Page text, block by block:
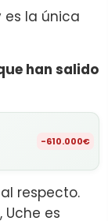
es la única
han salido
-610.000€
respecto.
es